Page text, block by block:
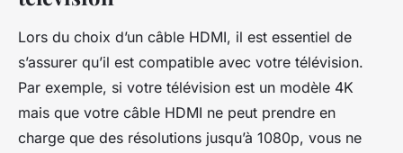
Lors du choix d’un câble HDMI, il est essentiel de
s’assurer qu’il est compatible avec votre télévision.
Par exemple, si votre télévision est un modèle 4K
mais que votre câble HDMI ne peut prendre en
charge que des résolutions jusqu’à 1080p, vous ne